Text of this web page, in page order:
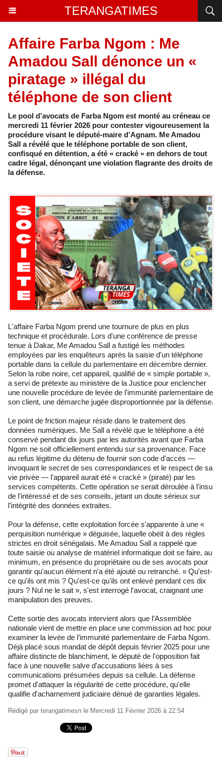
TERANGATIMES
Affaire Farba Ngom : Me
Amadou Sall dénonce un «
piratage » illégal du
téléphone de son client
Le pool d’avocats de Farba Ngom est monté au créneau ce
mercredi 11 février 2026 pour contester vigoureusement la
procédure visant le député-maire d’Agnam. Me Amadou
Sall a révélé que le téléphone portable de son client,
confisqué en détention, a été « cracké » en dehors de tout
cadre légal, dénonçant une violation flagrante des droits de
la défense.
L'affaire Farba Ngom prend une tournure de plus en plus
technique et procédurale. Lors d'une conférence de presse
tenue à Dakar, Me Amadou Sall a fustigé les méthodes
employées par les enquêteurs après la saisie d'un téléphone
portable dans la cellule du parlementaire en décembre dernier.
Selon la robe noire, cet appareil, qualifié de « simple portable »,
a servi de prétexte au ministère de la Justice pour enclencher
une nouvelle procédure de levée de l'immunité parlementaire de
son client, une démarche jugée disproportionnée par la défense.
Le point de friction majeur réside dans le traitement des
données numériques. Me Sall a révélé que le téléphone a été
conservé pendant dix jours par les autorités avant que Farba
Ngom ne soit officiellement entendu sur sa provenance. Face
au refus légitime du détenu de fournir son code d'accès —
invoquant le secret de ses correspondances et le respect de sa
vie privée — l'appareil aurait été « cracké » (piraté) par les
services compétents. Cette opération se serait déroulée à l'insu
de l'intéressé et de ses conseils, jetant un doute sérieux sur
l'intégrité des données extraites.
Pour la défense, cette exploitation forcée s'apparente à une «
perquisition numérique » déguisée, laquelle obéit à des règles
strictes en droit sénégalais. Me Amadou Sall a rappelé que
toute saisie ou analyse de matériel informatique doit se faire, au
minimum, en présence du propriétaire ou de ses avocats pour
garantir qu'aucun élément n'a été ajouté ou retranché. « Qu'est-
ce qu'ils ont mis ? Qu'est-ce qu'ils ont enlevé pendant ces dix
jours ? Nul ne le sait », s'est interrogé l'avocat, craignant une
manipulation des preuves.
Cette sortie des avocats intervient alors que l’Assemblée
nationale vient de mettre en place une commission ad hoc pour
examiner la levée de l’immunité parlementaire de Farba Ngom.
Déjà placé sous mandat de dépôt depuis février 2025 pour une
affaire distincte de blanchiment, le député de l'opposition fait
face à une nouvelle salve d'accusations liées à ses
communications présumées depuis sa cellule. La défense
promet d'attaquer la régularité de cette procédure, qu'elle
qualifie d'acharnement judiciaire dénué de garanties légales.
Rédigé par terangatimesn le Mercredi 11 Février 2026 à 22:54